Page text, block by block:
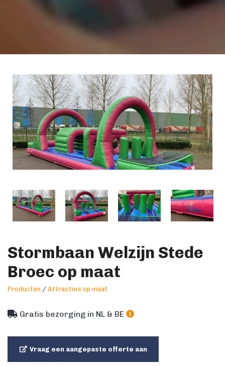
Stormbaan Welzijn Stede
Broec op maat
Producten / Attracties op maat
Gratis bezorging in NL & BE
Vraag een aangepaste offerte aan